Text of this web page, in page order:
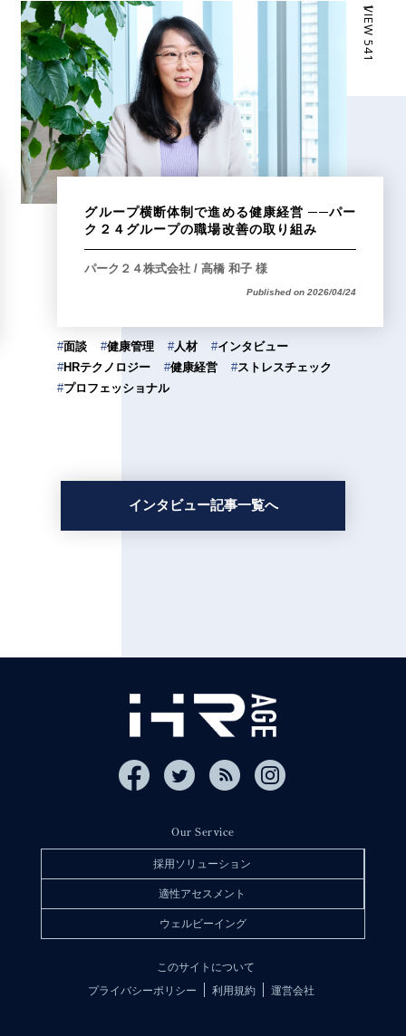
ー VIEW 541
グループ横断体制で進める健康経営 ──パー
ク２４グループの職場改善の取り組み
パーク２４株式会社 / 高橋 和子 様
Published on 2026/04/24
#面談 #健康管理 #人材 #インタビュー
#HRテクノロジー #健康経営 #ストレスチェック
#プロフェッショナル
インタビュー記事一覧へ
Our Service
採用ソリューション
適性アセスメント
ウェルビーイング
このサイトについて
プライバシーポリシー
利用規約 運営会社